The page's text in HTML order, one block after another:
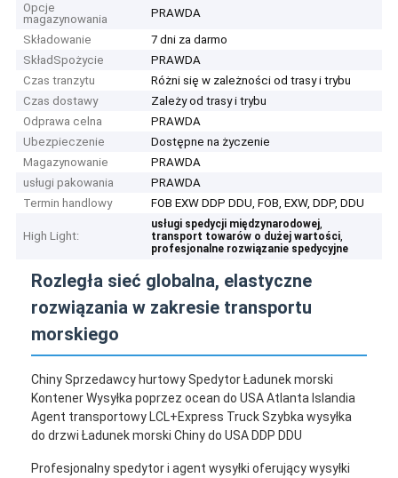
Opcje
magazynowania
PRAWDA
Składowanie
7 dni za darmo
SkładSpożycie
PRAWDA
Czas tranzytu
Różni się w zależności od trasy i trybu
Czas dostawy
Zależy od trasy i trybu
Odprawa celna
PRAWDA
Ubezpieczenie
Dostępne na życzenie
Magazynowanie
PRAWDA
usługi pakowania
PRAWDA
Termin handlowy
FOB EXW DDP DDU, FOB, EXW, DDP, DDU
High Light:
usługi spedycji międzynarodowej,
transport towarów o dużej wartości,
profesjonalne rozwiązanie spedycyjne
Rozległa sieć globalna, elastyczne
rozwiązania w zakresie transportu
morskiego
Chiny Sprzedawcy hurtowy Spedytor Ładunek morski
Kontener Wysyłka poprzez ocean do USA Atlanta Islandia
Agent transportowy LCL+Express Truck Szybka wysyłka
do drzwi Ładunek morski Chiny do USA DDP DDU
Profesjonalny spedytor i agent wysyłki oferujący wysyłki